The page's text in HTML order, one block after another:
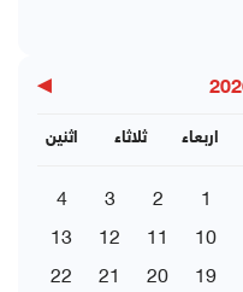
▶
اثنين ثلاثاء اربعاء
1
2
3
4
10
11
12
13
19
20
21
22